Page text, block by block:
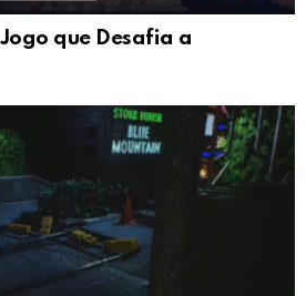
que Desafia a